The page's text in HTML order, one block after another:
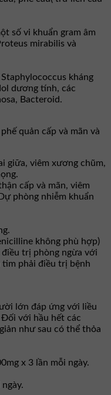
số vi khuẩn gram âm
mirabilis và
kháng
dương tính, các
Bacteroid.
quản cấp và mãn và
giữa, viêm xương chũm,
cấp và mãn, viêm
phòng nhiễm khuẩn
không phù hợp)
trị phòng ngừa với
tim phải điều trị bệnh
lớn đáp ứng với liều
với hầu hết các
như sau có thể thỏa
x 3 lần mỗi ngày.